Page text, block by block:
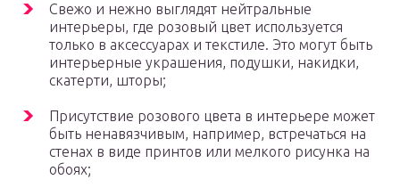
Свежо и нежно выглядят нейтральные
интерьеры, где розовый цвет используется
только в аксессуарах и текстиле. Это могут быть
интерьерные украшения, подушки, накидки,
скатерти, шторы;
Присутствие розового цвета в интерьере может
быть ненавязчивым, например, встречаться на
стенах в виде принтов или мелкого рисунка на
обоях;